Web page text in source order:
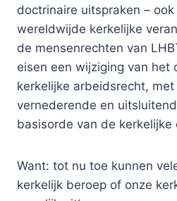
doctrinaire uitspraken –
wereldwijde kerkelijke
de mensenrechten van
eisen een wijziging van het
kerkelijke arbeidsrecht,
vernederende en
basisorde van de kerkelijke
Want: tot nu toe kunnen
kerkelijk beroep of onze